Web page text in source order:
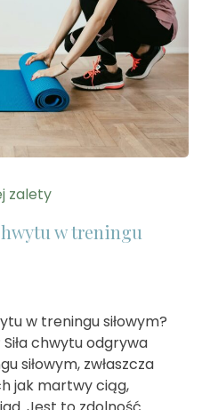
zalety
w treningu
w treningu siłowym?
chwytu odgrywa
siłowym, zwłaszcza
jak martwy ciąg,